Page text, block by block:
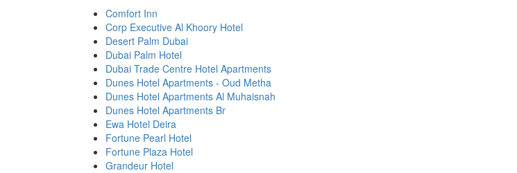
Comfort Inn
Corp Executive Al Khoory Hotel
Desert Palm Dubai
Dubai Palm Hotel
Dubai Trade Centre Hotel Apartments
Dunes Hotel Apartments - Oud Metha
Dunes Hotel Apartments Al Muhaisnah
Dunes Hotel Apartments Br
Ewa Hotel Deira
Fortune Pearl Hotel
Fortune Plaza Hotel
Grandeur Hotel